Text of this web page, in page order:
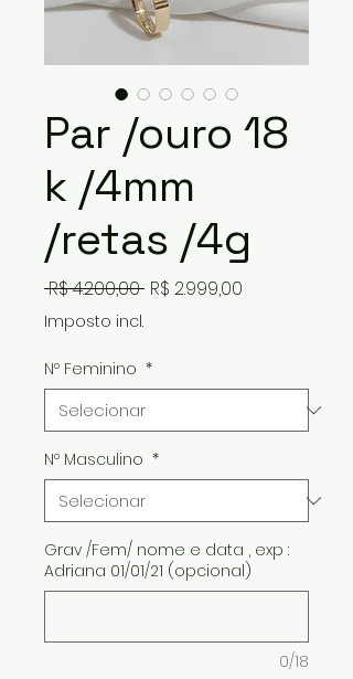
Par /ouro 18
k /4mm
/retas /4g
R$ 4.200,00 Preço
R$ 2.999,00
Imposto incl.
Nº Feminino *
Nº Masculino *
Grav /Fem/ nome e data , exp :
Adriana 01/01/21 (opcional)
0/18